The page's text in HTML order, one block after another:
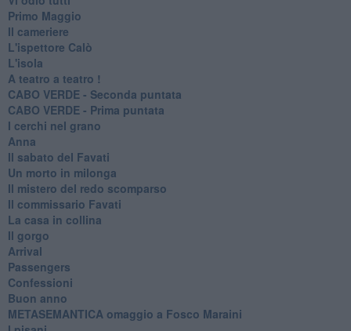
Primo Maggio
Il cameriere
L'ispettore Calò
L'isola
A teatro a teatro !
CABO VERDE - Seconda puntata
CABO VERDE - Prima puntata
I cerchi nel grano
Anna
Il sabato del Favati
Un morto in milonga
Il mistero del redo scomparso
Il commissario Favati
La casa in collina
Il gorgo
Arrival
Passengers
Confessioni
Buon anno
METASEMANTICA omaggio a Fosco Maraini